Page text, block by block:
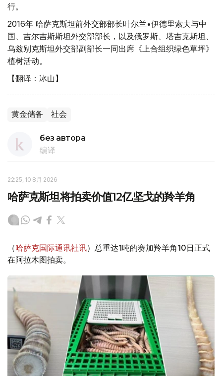
行。
2016年 哈萨克斯坦前外交部部长叶尔兰•伊德里索夫与中
国、吉尔吉斯斯坦外交部部长，以及俄罗斯、塔吉克斯坦、
乌兹别克斯坦外交部副部长一同出席《上合组织绿色草坪》
植树活动。
【翻译：冰山】
黄金储备 社会
без автора
编译
22:25, 10 8月 2026
哈萨克斯坦将拍卖价值12亿坚戈的羚羊角
（哈萨克国际通讯社讯）总重达1吨的赛加羚羊角10日正式
在阿拉木图拍卖。